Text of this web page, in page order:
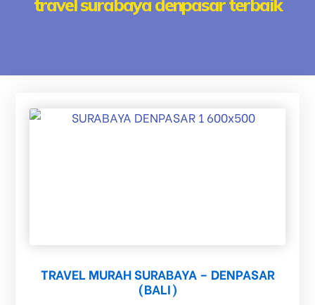
travel surabaya denpasar terbaik
TRAVEL MURAH SURABAYA – DENPASAR
(BALI)